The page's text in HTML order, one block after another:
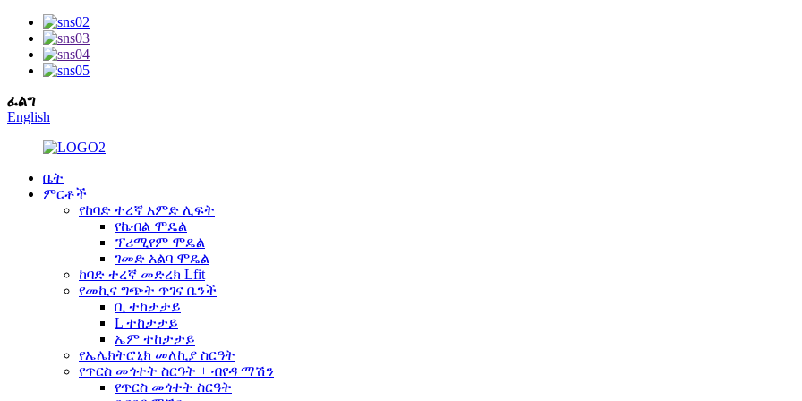
ፈልግ
English
ቤት
ምርቶች
የከባድ ተረኛ አምድ ሊፍት
የኬብል ሞዴል
ፕሪሚየም ሞዴል
ገመድ አልባ ሞዴል
ከባድ ተረኛ መድረክ Lfit
የመኪና ግጭት ጥገና ቤንች
ቢ ተከታታይ
L ተከታታይ
ኤም ተከታታይ
የኤሌክትሮኒክ መለኪያ ስርዓት
የጥርስ መጎተት ስርዓት + ብየዳ ማሽን
የጥርስ መጎተት ስርዓት